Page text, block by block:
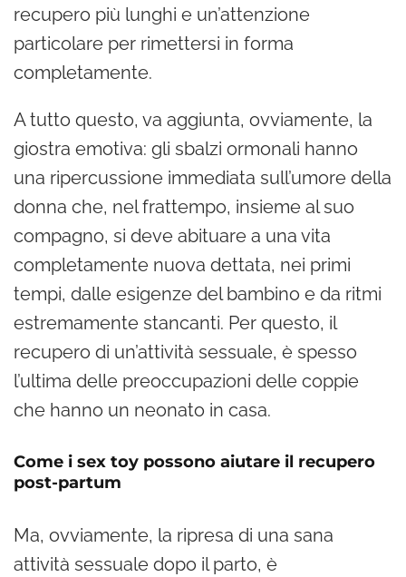
recupero più lunghi e un’attenzione
particolare per rimettersi in forma
completamente.
A tutto questo, va aggiunta, ovviamente, la
giostra emotiva: gli sbalzi ormonali hanno
una ripercussione immediata sull’umore della
donna che, nel frattempo, insieme al suo
compagno, si deve abituare a una vita
completamente nuova dettata, nei primi
tempi, dalle esigenze del bambino e da ritmi
estremamente stancanti. Per questo, il
recupero di un’attività sessuale, è spesso
l’ultima delle preoccupazioni delle coppie
che hanno un neonato in casa.
Come i sex toy possono aiutare il recupero
post-partum
Ma, ovviamente, la ripresa di una sana
attività sessuale dopo il parto, è